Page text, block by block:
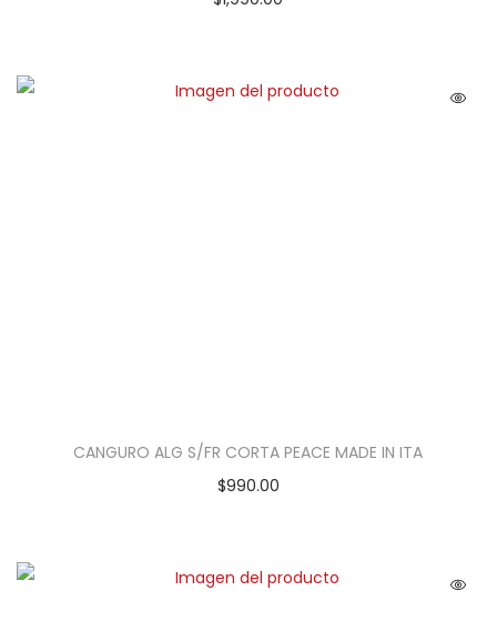
CANGURO ALG S/FR CORTA PEACE MADE IN ITA
$990.00